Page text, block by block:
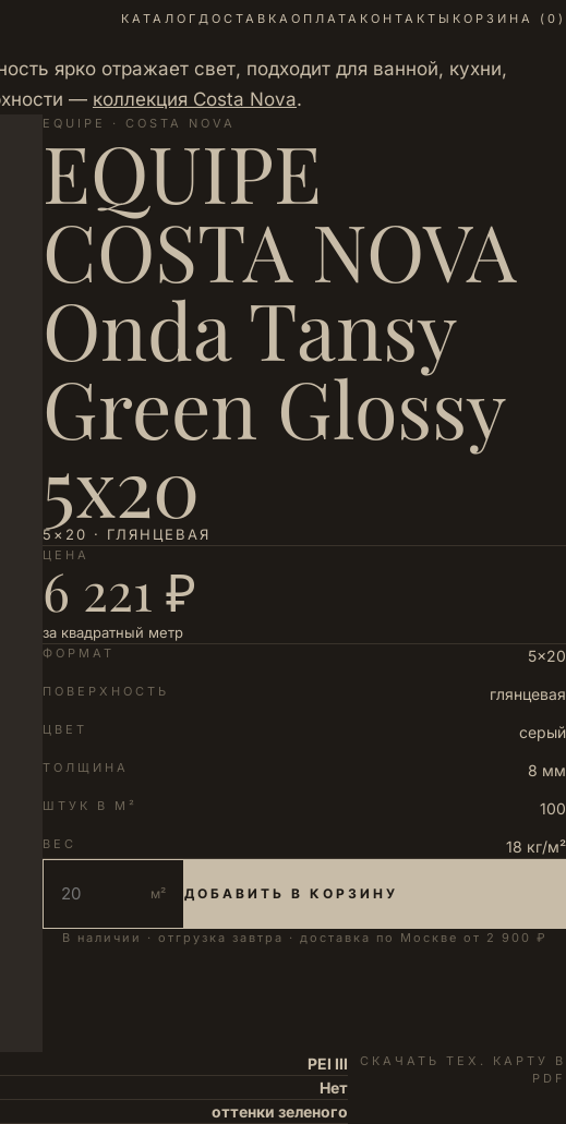
КАТАЛОГ ДОСТАВКА ОПЛАТА КОНТАКТЫ КОРЗИНА ( 0 )
ярко отражает свет, подходит для ванной, кухни,
— коллекция Costa Nova.
EQUIPE · COSTA NOVA
EQUIPE
COSTA NOVA
Onda Tansy
Green Glossy
5х20
5×20 · ГЛЯНЦЕВАЯ
ЦЕНА
6 221 ₽
за квадратный метр
ФОРМАТ 5×20
ПОВЕРХНОСТЬ глянцевая
ЦВЕТ серый
ТОЛЩИНА 8 мм
ШТУК В М² 100
ВЕС 18 кг/м²
м² ДОБАВИТЬ В КОРЗИНУ
В наличии · отгрузка завтра · доставка по Москве от 2 900 ₽
PEI III
Нет
оттенки зеленого
СКАЧАТЬ ТЕХ. КАРТУ В
PDF